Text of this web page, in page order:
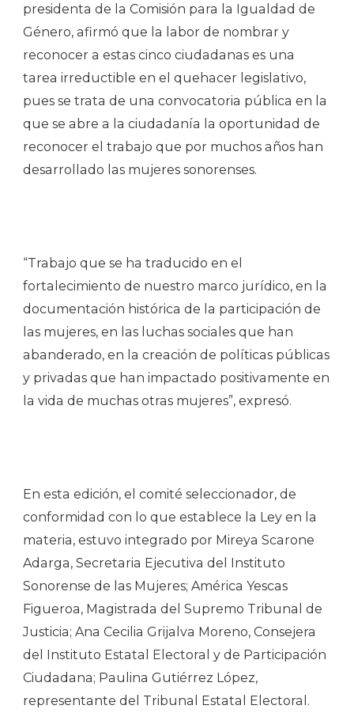
presidenta de la Comisión para la Igualdad de
Género, afirmó que la labor de nombrar y
reconocer a estas cinco ciudadanas es una
tarea irreductible en el quehacer legislativo,
pues se trata de una convocatoria pública en la
que se abre a la ciudadanía la oportunidad de
reconocer el trabajo que por muchos años han
desarrollado las mujeres sonorenses.
“Trabajo que se ha traducido en el
fortalecimiento de nuestro marco jurídico, en la
documentación histórica de la participación de
las mujeres, en las luchas sociales que han
abanderado, en la creación de políticas públicas
y privadas que han impactado positivamente en
la vida de muchas otras mujeres”, expresó.
En esta edición, el comité seleccionador, de
conformidad con lo que establece la Ley en la
materia, estuvo integrado por Mireya Scarone
Adarga, Secretaria Ejecutiva del Instituto
Sonorense de las Mujeres; América Yescas
Figueroa, Magistrada del Supremo Tribunal de
Justicia; Ana Cecilia Grijalva Moreno, Consejera
del Instituto Estatal Electoral y de Participación
Ciudadana; Paulina Gutiérrez López,
representante del Tribunal Estatal Electoral.